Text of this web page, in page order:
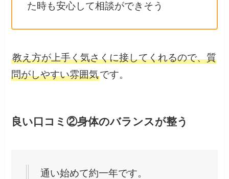
た時も安心して相談ができそう
教え方が上手く気さくに接してくれるので、質
問がしやすい雰囲気です。
良い口コミ②身体のバランスが整う
通い始めて約一年です。